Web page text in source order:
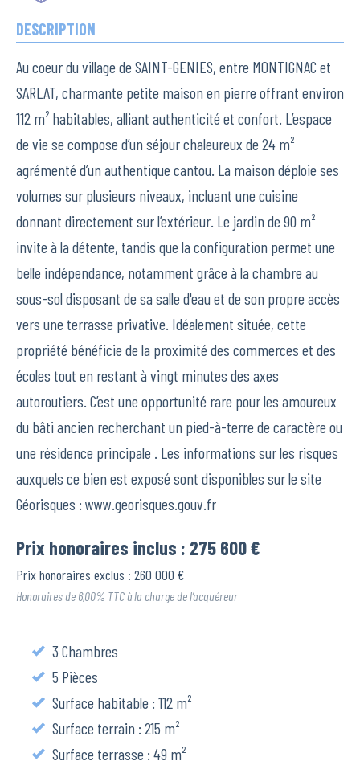
DESCRIPTION
Au coeur du village de SAINT-GENIES, entre MONTIGNAC et
SARLAT, charmante petite maison en pierre offrant environ
112 m² habitables, alliant authenticité et confort. L’espace
de vie se compose d’un séjour chaleureux de 24 m²
agrémenté d’un authentique cantou. La maison déploie ses
volumes sur plusieurs niveaux, incluant une cuisine
donnant directement sur l’extérieur. Le jardin de 90 m²
invite à la détente, tandis que la configuration permet une
belle indépendance, notamment grâce à la chambre au
sous-sol disposant de sa salle d'eau et de son propre accès
vers une terrasse privative. Idéalement située, cette
propriété bénéficie de la proximité des commerces et des
écoles tout en restant à vingt minutes des axes
autoroutiers. C’est une opportunité rare pour les amoureux
du bâti ancien recherchant un pied-à-terre de caractère ou
une résidence principale . Les informations sur les risques
auxquels ce bien est exposé sont disponibles sur le site
Géorisques : www.georisques.gouv.fr
Prix honoraires inclus : 275 600 €
Prix honoraires exclus : 260 000 €
Honoraires de 6,00% TTC à la charge de l’acquéreur
3 Chambres
5 Pièces
Surface habitable : 112 m²
Surface terrain : 215 m²
Surface terrasse : 49 m²